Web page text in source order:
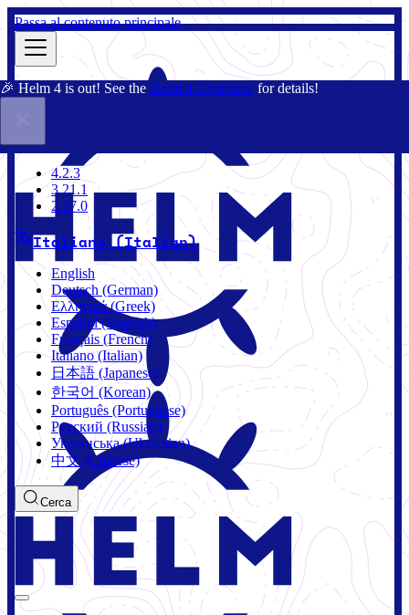
Passa al contenuto principale
🎉 Helm 4 is out! See the Helm 4 Overview for details!
3.21.1
4.2.3
3.21.1
2.17.0
Italiano (Italian)
English
Deutsch (German)
Ελληνικά (Greek)
Español (Spanish)
Français (French)
Italiano (Italian)
日本語 (Japanese)
한국어 (Korean)
Português (Portuguese)
Русский (Russian)
Українська (Ukrainian)
中文 (Chinese)
Cerca